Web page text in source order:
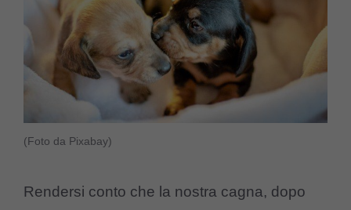
(Foto da Pixabay)
Rendersi conto che la nostra cagna, dopo